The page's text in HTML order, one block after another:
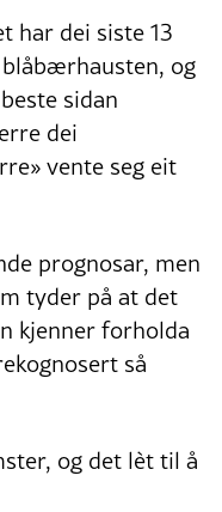
har dei siste 13
og
sidan
dei
vente seg eit
prognosar, men
tyder på at det
kjenner forholda
så
og det lèt til å